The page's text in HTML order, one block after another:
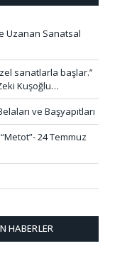
Uzanan Sanatsal
sanatlarla başlar.’’
Kuşoğlu…
ve Başyapıtları
24 Temmuz
HABERLER